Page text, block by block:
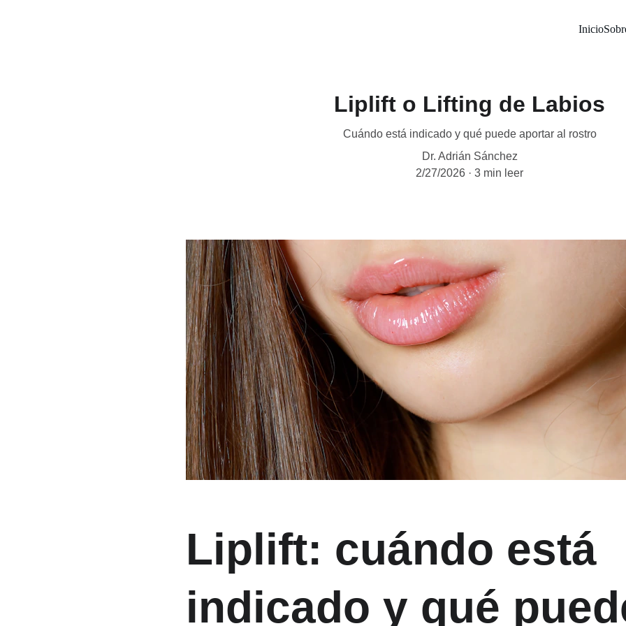
Inicio
Liplift o Lifting de Labios
Cuándo está indicado y qué puede aportar al rostro
Dr. Adrián Sánchez
2/27/2026
3 min leer
Liplift: cuándo está
indicado y qué